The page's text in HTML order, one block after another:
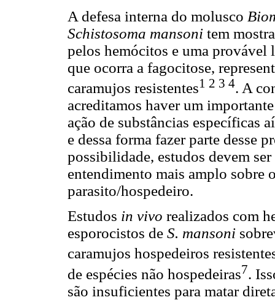
A defesa interna do molusco
Schistosoma mansoni tem
pelos hemócitos e uma provável
que ocorra a fagocitose,
caramujos resistentes1 2 3 4. A
acreditamos haver um
ação de substâncias específicas
e dessa forma fazer parte desse
possibilidade, estudos devem
entendimento mais amplo sobre
parasito/hospedeiro.
Estudos in vivo realizados com
esporocistos de S. mansoni
caramujos hospedeiros
de espécies não hospedeiras7.
são insuficientes para matar